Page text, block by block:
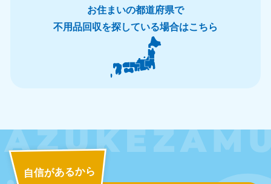
お住まいの都道府県で
不用品回収を探している場合はこちら
自信があるから
北海道・東北
岩手県
050-1881-5274
9:00〜19:00 年中無休
秋田県
9:00〜19:00 年中無休